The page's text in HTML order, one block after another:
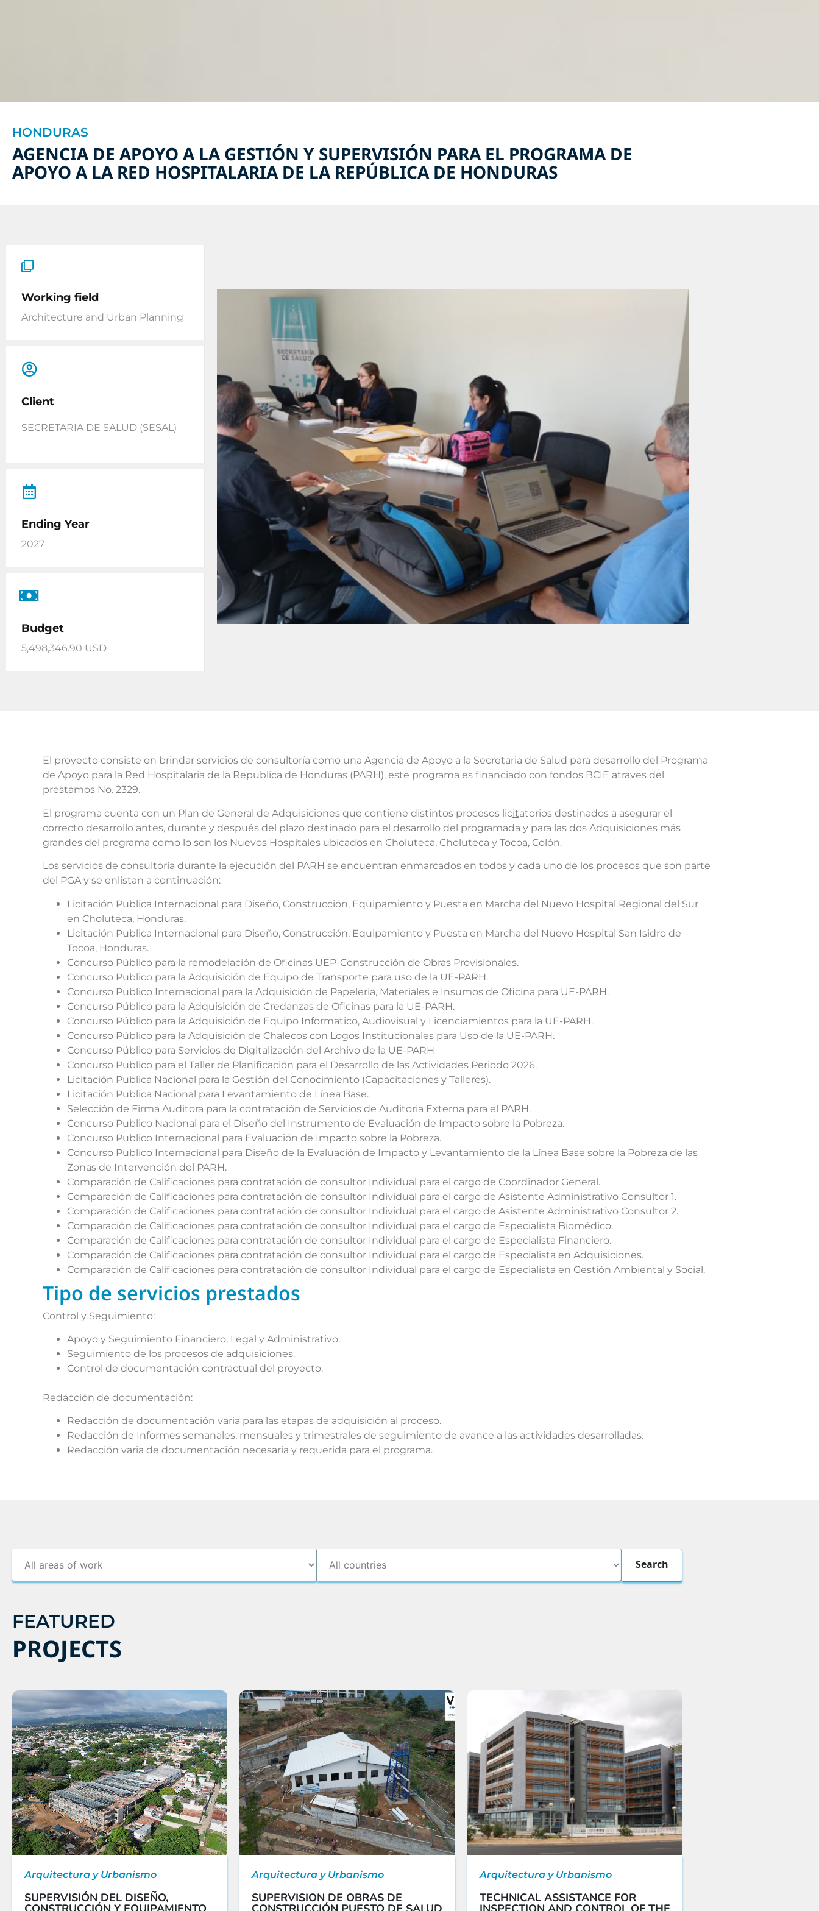
HONDURAS
AGENCIA DE APOYO A LA GESTIÓN Y SUPERVISIÓN PARA EL PROGRAMA DE
APOYO A LA RED HOSPITALARIA DE LA REPÚBLICA DE HONDURAS
Working field
Architecture and Urban Planning
Client
SECRETARIA DE SALUD (SESAL)
Ending Year
2027
Budget
5,498,346.90 USD
El proyecto consiste en brindar servicios de consultoría como una Agencia de Apoyo a la Secretaria de Salud para desarrollo del Programa
de Apoyo para la Red Hospitalaria de la Republica de Honduras (PARH), este programa es financiado con fondos BCIE atraves del
prestamos No. 2329.
El programa cuenta con un Plan de General de Adquisiciones que contiene distintos procesos licitatorios destinados a asegurar el
correcto desarrollo antes, durante y después del plazo destinado para el desarrollo del programada y para las dos Adquisiciones más
grandes del programa como lo son los Nuevos Hospitales ubicados en Choluteca, Choluteca y Tocoa, Colón.
Los servicios de consultoría durante la ejecución del PARH se encuentran enmarcados en todos y cada uno de los procesos que son parte
del PGA y se enlistan a continuación:
Licitación Publica Internacional para Diseño, Construcción, Equipamiento y Puesta en Marcha del Nuevo Hospital Regional del Sur
en Choluteca, Honduras.
Licitación Publica Internacional para Diseño, Construcción, Equipamiento y Puesta en Marcha del Nuevo Hospital San Isidro de
Tocoa, Honduras.
Concurso Público para la remodelación de Oficinas UEP-Construcción de Obras Provisionales.
Concurso Publico para la Adquisición de Equipo de Transporte para uso de la UE-PARH.
Concurso Publico Internacional para la Adquisición de Papeleria, Materiales e Insumos de Oficina para UE-PARH.
Concurso Público para la Adquisición de Credanzas de Oficinas para la UE-PARH.
Concurso Público para la Adquisición de Equipo Informatico, Audiovisual y Licenciamientos para la UE-PARH.
Concurso Público para la Adquisición de Chalecos con Logos Institucionales para Uso de la UE-PARH.
Concurso Público para Servicios de Digitalización del Archivo de la UE-PARH
Concurso Publico para el Taller de Planificación para el Desarrollo de las Actividades Periodo 2026.
Licitación Publica Nacional para la Gestión del Conocimiento (Capacitaciones y Talleres).
Licitación Publica Nacional para Levantamiento de Línea Base.
Selección de Firma Auditora para la contratación de Servicios de Auditoria Externa para el PARH.
Concurso Publico Nacional para el Diseño del Instrumento de Evaluación de Impacto sobre la Pobreza.
Concurso Publico Internacional para Evaluación de Impacto sobre la Pobreza.
Concurso Publico Internacional para Diseño de la Evaluación de Impacto y Levantamiento de la Línea Base sobre la Pobreza de las
Zonas de Intervención del PARH.
Comparación de Calificaciones para contratación de consultor Individual para el cargo de Coordinador General.
Comparación de Calificaciones para contratación de consultor Individual para el cargo de Asistente Administrativo Consultor 1.
Comparación de Calificaciones para contratación de consultor Individual para el cargo de Asistente Administrativo Consultor 2.
Comparación de Calificaciones para contratación de consultor Individual para el cargo de Especialista Biomédico.
Comparación de Calificaciones para contratación de consultor Individual para el cargo de Especialista Financiero.
Comparación de Calificaciones para contratación de consultor Individual para el cargo de Especialista en Adquisiciones.
Comparación de Calificaciones para contratación de consultor Individual para el cargo de Especialista en Gestión Ambiental y Social.
Tipo de servicios prestados
Control y Seguimiento:
Apoyo y Seguimiento Financiero, Legal y Administrativo.
Seguimiento de los procesos de adquisiciones.
Control de documentación contractual del proyecto.
Redacción de documentación:
Redacción de documentación varia para las etapas de adquisición al proceso.
Redacción de Informes semanales, mensuales y trimestrales de seguimiento de avance a las actividades desarrolladas.
Redacción varia de documentación necesaria y requerida para el programa.
FEATURED
PROJECTS
Arquitectura y Urbanismo
SUPERVISIÓN DEL DISEÑO,
Arquitectura y Urbanismo
SUPERVISION DE OBRAS DE
Arquitectura y Urbanismo
TECHNICAL ASSISTANCE FOR